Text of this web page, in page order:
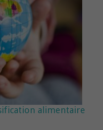
alimentaire